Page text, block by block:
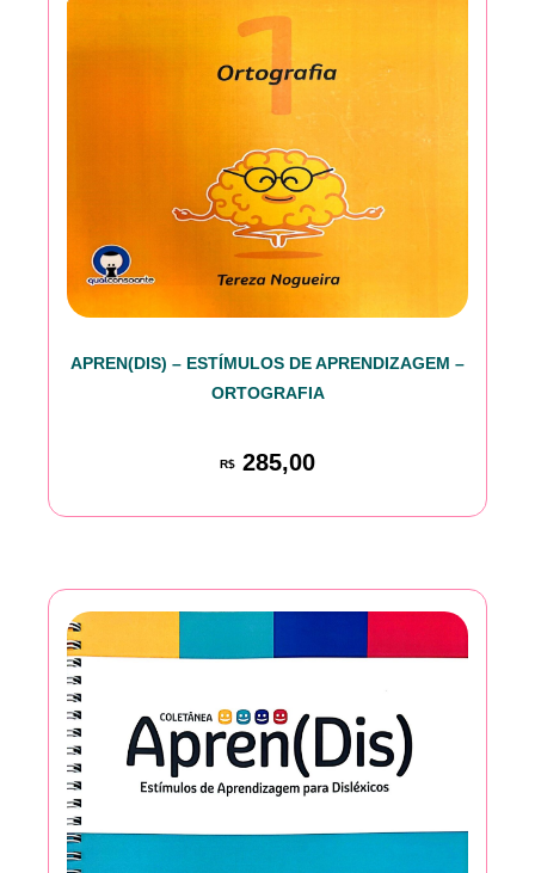
APREN(DIS) – ESTÍMULOS DE APRENDIZAGEM –
ORTOGRAFIA
R$ 285,00